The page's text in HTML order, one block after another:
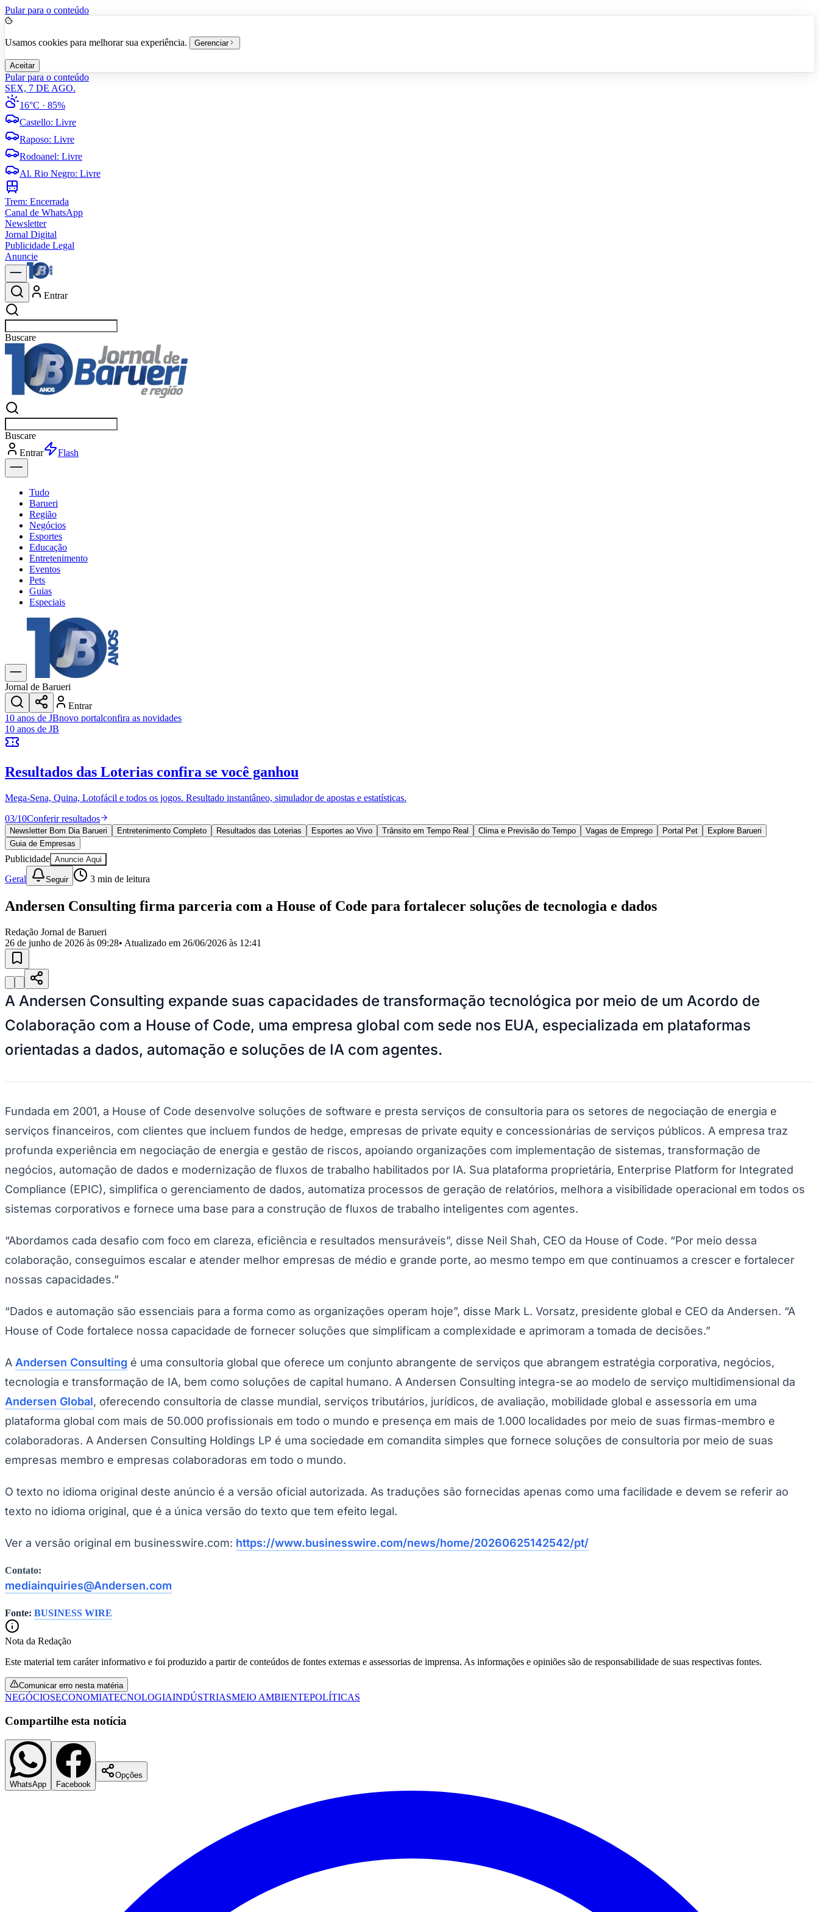
Pular para o conteúdo
Usamos cookies para melhorar sua experiência. Gerenciar
Aceitar
Pular para o conteúdo
SEX, 7 DE AGO.
16°C · 85%
Castello: Livre
Raposo: Livre
Rodoanel: Livre
Al. Rio Negro: Livre
Trem: Encerrada
Canal de WhatsApp
Newsletter
Jornal Digital
Publicidade Legal
Anuncie
Entrar
Buscaresportes
Buscaresportes
Entrar
Flash
Tudo
Barueri
Região
Negócios
Esportes
Educação
Entretenimento
Eventos
Pets
Guias
Especiais
Explore Tudo
Últimas Notícias
Previsão do Tempo
Trânsito e Rotas
Dia a Dia & Lazer
Transportes
Gastronomia
Cinema & Shows
JogosNovo
Anuncie no Portal
Cadastrar Empresa
Divulgar Vagas Novo
Publicidade Legal
Política
Eleições
Esportes
Saúde
Segurança
Cultura
Obras
Educação
Bairros de Barueri
Selecione sua região
AldeiaAldeia da Serra
MilitarItapeviJandiraJardim Audir Jardim BelvalJardim CalifórniaJardim dos AltosJardim dos CamargosJardim EsperançaJardim Graziela Jardim IracemaJardim ItaquitiJardim JulioJardim LíbanoJardim Maria
Jardim Mutinga Jardim Paraíso Jardim Paulista Jardim São Pedro Jardim São Silvestre Jardim Silveira
AldeinhaOsascoParque dos CamargosParque Imperial Parque Santa Luzia Parque VianaPirapora do Bom JesusRecanto PhrynéaSantana de ParnaíbaSilveiraTamboréVale do SolVila BarrosVila Boa Vista
Conde Vila Engenho Novo Vila Márcia Vila Nossa Sra. da Escada Vila Porto
Votupoca
Para Sua Empresa
Negócios Regionais
Turismo
Hospitais Estaduais
Parques & Represas
Cidades da Região
Santana de Parnaíba OsascoCarapicuíba JandiraItapeviCotiaPirapora do Bom JesusAraçariguamaCajamarCaieirasFranco da Rocha Francisco MoratoTaboão da SerraEmbu das ArtesSão Roque
Para Sua Empresa
Guia de Empresas
Hub de Negócios
Guia Comercial
Agenda de Vestibulares
Vagas de Emprego
Concursos
Panorama Econômico
Panorama Econômico
Para Sua Empresa
Anuncie no Portal
Verificar Empresa
Anunciar VagasNovo
Fórmula 1
Tênis (ATP)
NHL
Atletismo
NBB
Competições de Futebol
Brasileirão Série A
Brasileirão Série B
Copa do Brasil
Libertadores
Sul-Americana
Copa América
Champions League
Premier League
Bundesliga
Times - Ir direto
Jornal de Barueri
Entrar
10 anos de JBnovo portalconfira as novidades
10 anos de JB
Resultados das Loterias confira se você ganhou
Mega-Sena, Quina, Lotofácil e todos os jogos. Resultado instantâneo, simulador de apostas e estatísticas.
03/10Conferir resultados
Newsletter Bom Dia Barueri Entretenimento Completo Resultados das Loterias Esportes ao Vivo Trânsito em Tempo Real Clima e Previsão do Tempo Vagas de Emprego Portal Pet
Explore Barueri
Guia de Empresas
Publicidade Anuncie Aqui
Geral Seguir 3 min de leitura
Andersen Consulting firma parceria com a House of Code para fortalecer soluções de tecnologia e dados
Redação Jornal de Barueri
26 de junho de 2026 às 09:28• Atualizado em 26/06/2026 às 12:41
A Andersen Consulting expande suas capacidades de transformação tecnológica por meio de um Acordo de
Colaboração com a House of Code, uma empresa global com sede nos EUA, especializada em plataformas
orientadas a dados, automação e soluções de IA com agentes.
Fundada em 2001, a House of Code desenvolve soluções de software e presta serviços de consultoria para os setores de negociação de energia e
serviços financeiros, com clientes que incluem fundos de hedge, empresas de private equity e concessionárias de serviços públicos. A empresa traz
profunda experiência em negociação de energia e gestão de riscos, apoiando organizações com implementação de sistemas, transformação de
negócios, automação de dados e modernização de fluxos de trabalho habilitados por IA. Sua plataforma proprietária, Enterprise Platform for Integrated
Compliance (EPIC), simplifica o gerenciamento de dados, automatiza processos de geração de relatórios, melhora a visibilidade operacional em todos os
sistemas corporativos e fornece uma base para a construção de fluxos de trabalho inteligentes com agentes.
“Abordamos cada desafio com foco em clareza, eficiência e resultados mensuráveis”, disse Neil Shah, CEO da House of Code. “Por meio dessa
colaboração, conseguimos escalar e atender melhor empresas de médio e grande porte, ao mesmo tempo em que continuamos a crescer e fortalecer
nossas capacidades.”
“Dados e automação são essenciais para a forma como as organizações operam hoje”, disse Mark L. Vorsatz, presidente global e CEO da Andersen. “A
House of Code fortalece nossa capacidade de fornecer soluções que simplificam a complexidade e aprimoram a tomada de decisões.”
A Andersen Consulting é uma consultoria global que oferece um conjunto abrangente de serviços que abrangem estratégia corporativa, negócios,
tecnologia e transformação de IA, bem como soluções de capital humano. A Andersen Consulting integra-se ao modelo de serviço multidimensional da
Andersen Global, oferecendo consultoria de classe mundial, serviços tributários, jurídicos, de avaliação, mobilidade global e assessoria em uma
plataforma global com mais de 50.000 profissionais em todo o mundo e presença em mais de 1.000 localidades por meio de suas firmas-membro e
colaboradoras. A Andersen Consulting Holdings LP é uma sociedade em comandita simples que fornece soluções de consultoria por meio de suas
empresas membro e empresas colaboradoras em todo o mundo.
O texto no idioma original deste anúncio é a versão oficial autorizada. As traduções são fornecidas apenas como uma facilidade e devem se referir ao
texto no idioma original, que é a única versão do texto que tem efeito legal.
Ver a versão original em businesswire.com: https://www.businesswire.com/news/home/20260625142542/pt/
Contato:
mediainquiries@Andersen.com
Fonte: BUSINESS WIRE
Nota da Redação
Este material tem caráter informativo e foi produzido a partir de conteúdos de fontes externas e assessorias de imprensa. As informações e opiniões são de responsabilidade de suas respectivas fontes.
Comunicar erro nesta matéria
NEGÓCIOSECONOMIATECNOLOGIAINDÚSTRIASMEIO AMBIENTEPOLÍTICAS
Compartilhe esta notícia
WhatsApp Facebook
Opções